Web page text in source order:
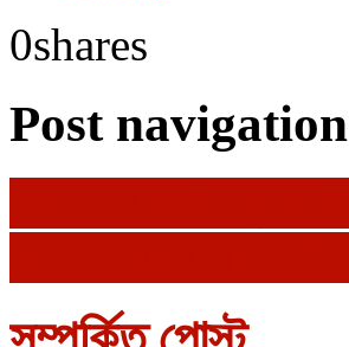
0shares
Post navigation